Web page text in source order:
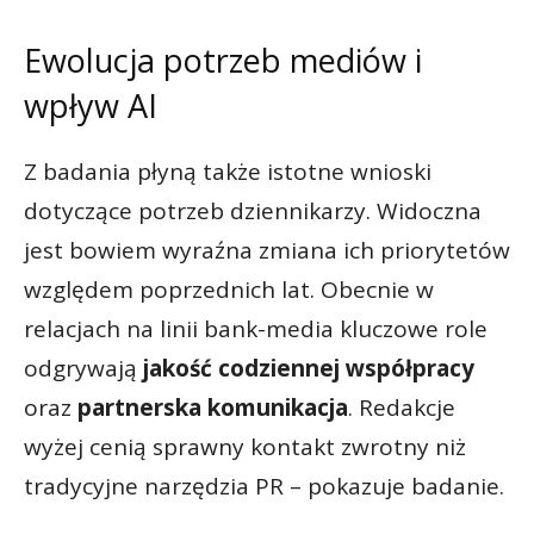
Ewolucja potrzeb mediów i
wpływ AI
Z badania płyną także istotne wnioski
dotyczące potrzeb dziennikarzy. Widoczna
jest bowiem wyraźna zmiana ich priorytetów
względem poprzednich lat. Obecnie w
relacjach na linii bank-media kluczowe role
odgrywają jakość codziennej współpracy
oraz partnerska komunikacja. Redakcje
wyżej cenią sprawny kontakt zwrotny niż
tradycyjne narzędzia PR – pokazuje badanie.